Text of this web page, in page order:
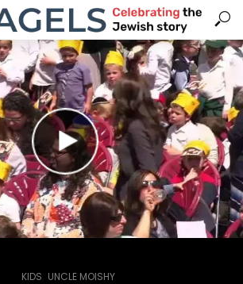
KIDS UNCLE MOISHY